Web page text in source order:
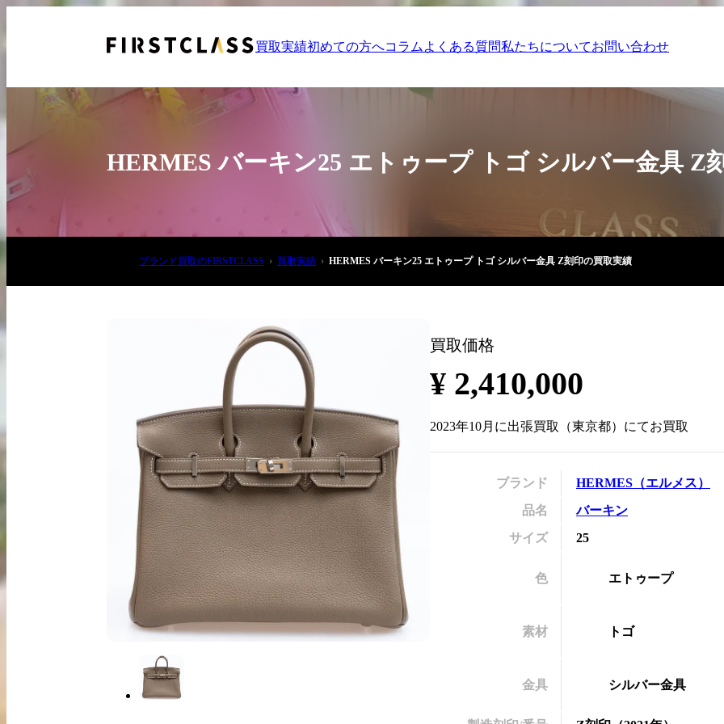
買取実績初めての方へコラム よくある質問私たちについてお問い合わせ
03-6908-5890
出張買取の
お申込み
LINE査定
HERMES バーキン25 エトゥープ トゴ シルバー金具 Z
ブランド買取のFIRSTCLASS 買取実績 HERMES バーキン25 エトゥープ トゴ シルバー金具 Z刻印の買取実績
買取価格
¥ 2,410,000
2023年10月 に出張買取 （東京都）にてお買取
ブランド HERMES （エルメス）
品名
バーキン
サイズ
25
色 エトゥープ
素材 トゴ
金具 シルバー金具